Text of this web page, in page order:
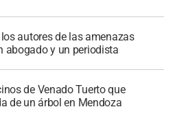
autores de las amenazas
abogado y un periodista
de Venado Tuerto que
de un árbol en Mendoza